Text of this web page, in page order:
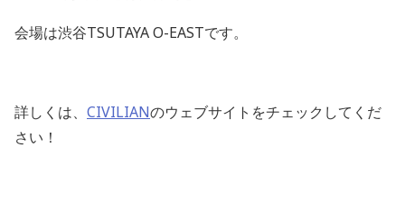
会場は渋谷TSUTAYA O-EASTです。
詳しくは、 CIVILIANのウェブサイトをチェックしてくだ
さい！